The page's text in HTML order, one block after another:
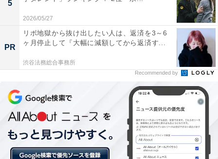
紅葉が見れて、アクセスがいい」（50代その他／栃木
県）、「川端康成の小説『雪国』のモデルになった温泉
地なので行ってみたい」（40代女性／神奈川県）といっ
た声が集まりました。
この記事の執筆者：
All About ニュースの編集者。オールアバウトに入社後、SNSトレン
ドにフォーカスした記事執筆やSEOライティングの経験を経て、の
5
2026/05/27
PR
リボ地獄から抜け出したい人は、返済を3～6
ヶ月停止して『大幅に減額してから返済す...
渋谷法務総合事務所
Recommended by